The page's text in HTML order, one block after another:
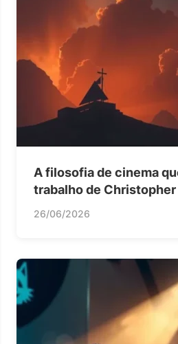
A filosofia de cinema
trabalho de Christopher
26/06/2026